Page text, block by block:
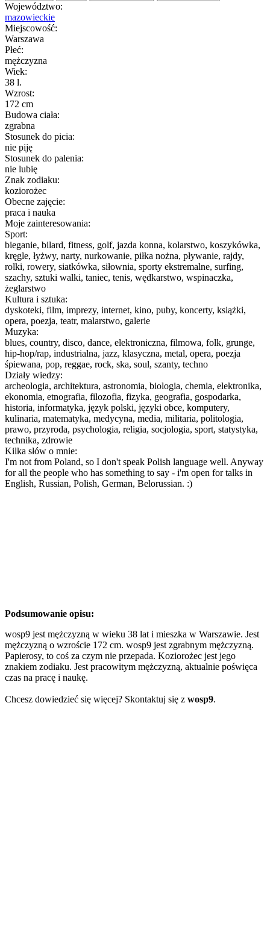
Województwo:
mazowieckie
Miejscowość:
Warszawa
Płeć:
mężczyzna
Wiek:
38 l.
Wzrost:
172 cm
Budowa ciała:
zgrabna
Stosunek do picia:
nie piję
Stosunek do palenia:
nie lubię
Znak zodiaku:
koziorożec
Obecne zajęcie:
praca i nauka
Moje zainteresowania:
Sport:
bieganie, bilard, fitness, golf, jazda konna, kolarstwo, koszykówka,
kręgle, łyżwy, narty, nurkowanie, piłka nożna, pływanie, rajdy,
rolki, rowery, siatkówka, siłownia, sporty ekstremalne, surfing,
szachy, sztuki walki, taniec, tenis, wędkarstwo, wspinaczka,
żeglarstwo
Kultura i sztuka:
dyskoteki, film, imprezy, internet, kino, puby, koncerty, książki,
opera, poezja, teatr, malarstwo, galerie
Muzyka:
blues, country, disco, dance, elektroniczna, filmowa, folk, grunge,
hip-hop/rap, industrialna, jazz, klasyczna, metal, opera, poezja
śpiewana, pop, reggae, rock, ska, soul, szanty, techno
Działy wiedzy:
archeologia, architektura, astronomia, biologia, chemia, elektronika,
ekonomia, etnografia, filozofia, fizyka, geografia, gospodarka,
historia, informatyka, język polski, języki obce, komputery,
kulinaria, matematyka, medycyna, media, militaria, politologia,
prawo, przyroda, psychologia, religia, socjologia, sport, statystyka,
technika, zdrowie
Kilka słów o mnie:
I'm not from Poland, so I don't speak Polish language well. Anyway
for all the people who has something to say - i'm open for talks in
English, Russian, Polish, German, Belorussian. :)
Podsumowanie opisu:
wosp9 jest mężczyzną w wieku 38 lat i mieszka w Warszawie. Jest
mężczyzną o wzroście 172 cm. wosp9 jest zgrabnym mężczyzną.
Papierosy, to coś za czym nie przepada. Koziorożec jest jego
znakiem zodiaku. Jest pracowitym mężczyzną, aktualnie poświęca
czas na pracę i naukę.
Chcesz dowiedzieć się więcej? Skontaktuj się z wosp9.